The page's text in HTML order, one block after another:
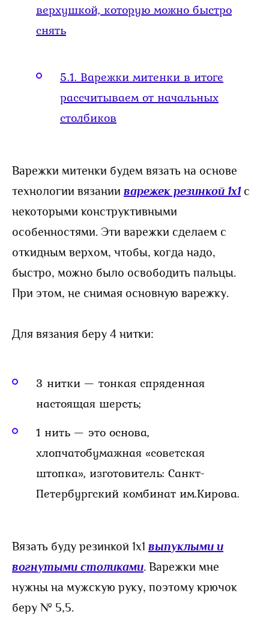
верхушкой, которую можно быстро
снять
5.1. Варежки митенки в итоге
рассчитываем от начальных
столбиков
Варежки митенки будем вязать на основе
технологии вязании варежек резинкой 1х1с
некоторыми конструктивными
особенностями. Эти варежки сделаем с
откидным верхом, чтобы, когда надо,
быстро, можно было освободить пальцы.
При этом, не снимая основную варежку.
Для вязания беру 4 нитки:
3 нитки — тонкая спряденная
настоящая шерсть;
1 нить — это основа,
хлопчатобумажная «советская
штопка», изготовитель: Санкт-
Петербургский комбинат им.Кирова.
Вязать буду резинкой 1х1 выпуклыми и
вогнутыми столиками. Варежки мне
нужны на мужскую руку, поэтому крючок
беру № 5,5.